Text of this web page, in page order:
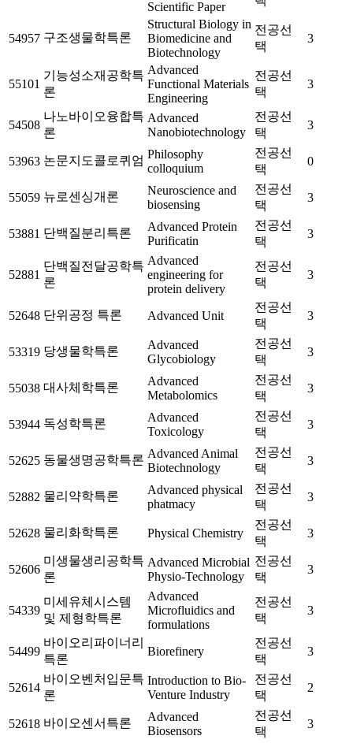
Scientific Paper
54957 구조생물학특론
Structural Biology in
Biomedicine and
Biotechnology
전공선
택
3
55101
기능성소재공학특
론
Advanced
Functional Materials
Engineering
전공선
택
3
54508
나노바이오융합특
론
Advanced
Nanobiotechnology
전공선
택
3
53963 논문지도콜로퀴엄 Philosophy
colloquium
전공선
택
0
55059 뉴로센싱개론
Neuroscience and
biosensing
전공선
택
3
53881 단백질분리특론
Advanced Protein
Purificatin
전공선
택
3
52881
단백질전달공학특
론
Advanced
engineering for
protein delivery
전공선
택
3
52648 단위공정 특론 Advanced Unit
전공선
택
3
53319 당생물학특론
Advanced
Glycobiology
전공선
택
3
55038 대사체학특론
Advanced
Metabolomics
전공선
택
3
53944 독성학특론
Advanced
Toxicology
전공선
택
3
52625 동물생명공학특론 Advanced Animal
Biotechnology
전공선
택
3
52882 물리약학특론
Advanced physical
phatmacy
전공선
택
3
52628 물리화학특론 Physical Chemistry
전공선
택
3
52606
미생물생리공학특
론
Advanced Microbial
Physio-Technology
전공선
택
3
54339
미세유체시스템
및 제형학특론
Advanced
Microfluidics and
formulations
전공선
택
3
54499
바이오리파이너리
특론
Biorefinery
전공선
택
3
52614
바이오벤처입문특
론
Introduction to Bio-
Venture Industry
전공선
택
2
52618 바이오센서특론
Advanced
Biosensors
전공선
택
3